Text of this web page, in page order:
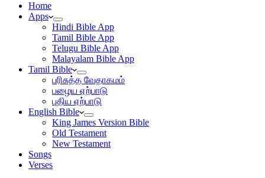
Home
Apps
Hindi Bible App
Tamil Bible App
Telugu Bible App
Malayalam Bible App
Tamil Bible
பரிசுத்த வேதாகமம்
பழைய ஏற்பாடு
புதிய ஏற்பாடு
English Bible
King James Version Bible
Old Testament
New Testament
Songs
Verses